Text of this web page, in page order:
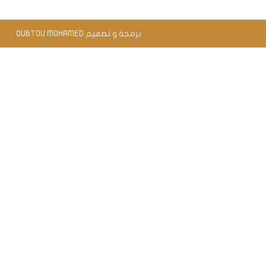
برمجة و تصميم OUBTOU MOHAMED